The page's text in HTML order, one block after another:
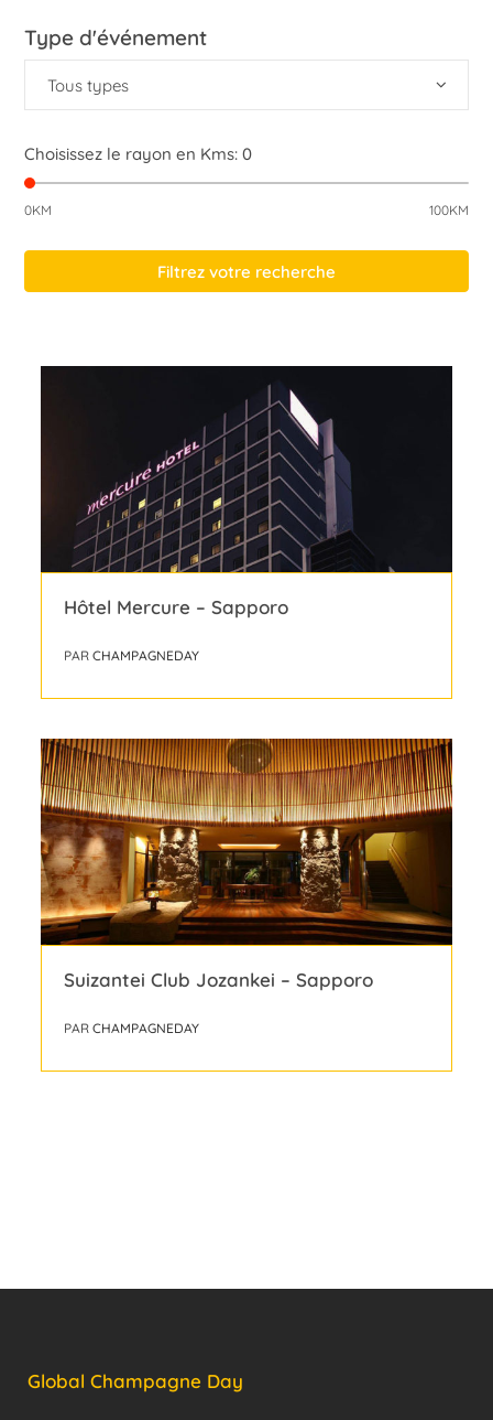
Type d'événement
Tous types
Choisissez le rayon en Kms: 0
0KM 100KM
Filtrez votre recherche
Hôtel Mercure – Sapporo
PAR CHAMPAGNEDAY
Suizantei Club Jozankei – Sapporo
PAR CHAMPAGNEDAY
Global Champagne Day